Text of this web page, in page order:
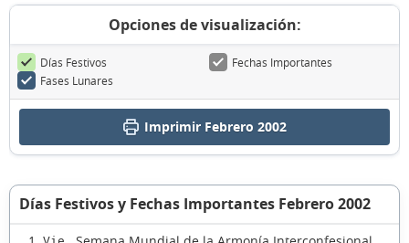
Opciones de visualización:
Días Festivos
Fechas Importantes
Fases Lunares
Imprimir Febrero 2002
Días Festivos y Fechas Importantes Febrero 2002